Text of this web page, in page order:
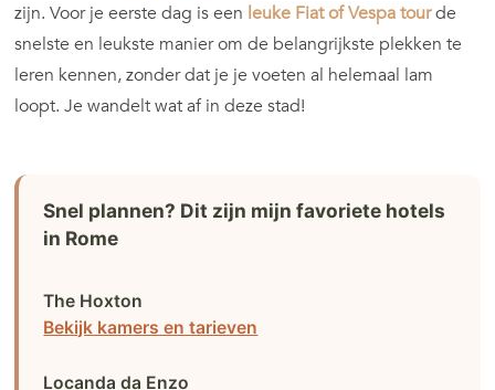
zijn. Voor je eerste dag is een leuke Fiat of Vespa tourde
snelste en leukste manier om de belangrijkste plekken te
leren kennen, zonder dat je je voeten al helemaal lam
loopt. Je wandelt wat af in deze stad!
Snel plannen? Dit zijn mijn favoriete hotels
in Rome
The Hoxton
Bekijk kamers en tarieven
Locanda da Enzo